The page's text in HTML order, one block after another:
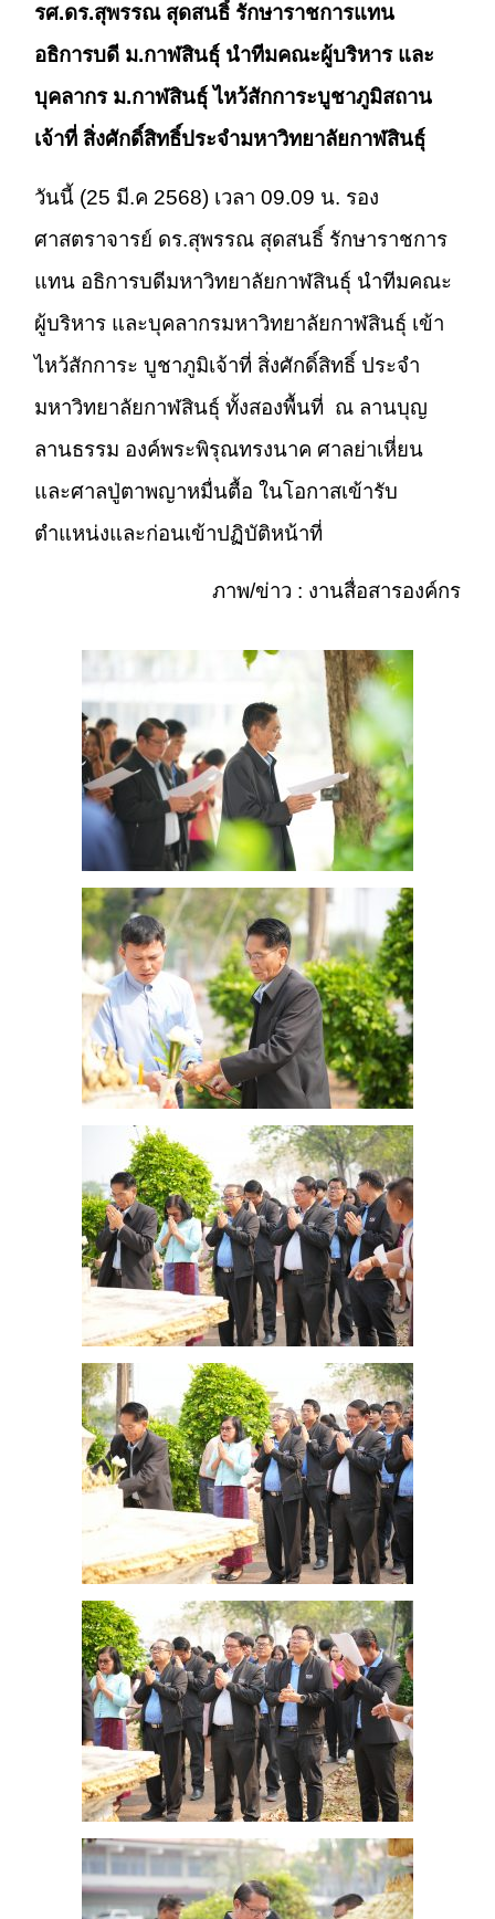
รศ.ดร.สุพรรณ สุดสนธิ์ รักษาราชการแทน
อธิการบดี ม.กาฬสินธุ์ นำทีมคณะผู้บริหาร และ
บุคลากร ม.กาฬสินธุ์ไหว้สักการะบูชาภูมิสถาน
เจ้าที่ สิ่งศักดิ์สิทธิ์ประจำมหาวิทยาลัยกาฬสินธุ์
วันนี้ (25 มี.ค 2568) เวลา 09.09 น. รอง
ศาสตราจารย์ ดร.สุพรรณ สุดสนธิ์ รักษาราชการ
แทน อธิการบดีมหาวิทยาลัยกาฬสินธุ์ นำทีมคณะ
ผู้บริหาร และบุคลากรมหาวิทยาลัยกาฬสินธุ์ เข้า
ไหว้สักการะ บูชาภูมิเจ้าที่ สิ่งศักดิ์สิทธิ์ ประจำ
มหาวิทยาลัยกาฬสินธุ์ ทั้งสองพื้นที่ ณ ลานบุญ
ลานธรรม องค์พระพิรุณทรงนาค ศาลย่าเหี่ยน
และศาลปู่ตาพญาหมื่นตื้อ ในโอกาสเข้ารับ
ตำแหน่งและก่อนเข้าปฏิบัติหน้าที่
ภาพ/ข่าว : งานสื่อสารองค์กร